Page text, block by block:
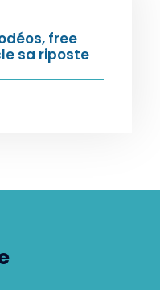
free
sa riposte